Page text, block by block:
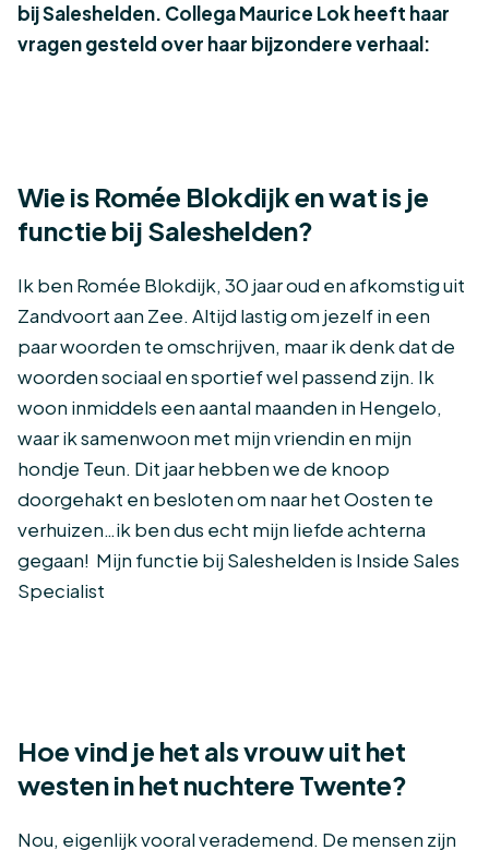
bij Saleshelden. Collega Maurice Lok heeft haar
vragen gesteld over haar bijzondere verhaal:
Wie is Romée Blokdijk en wat is je
functie bij Saleshelden?
Ik ben Romée Blokdijk, 30 jaar oud en afkomstig uit
Zandvoort aan Zee. Altijd lastig om jezelf in een
paar woorden te omschrijven, maar ik denk dat de
woorden sociaal en sportief wel passend zijn. Ik
woon inmiddels een aantal maanden in Hengelo,
waar ik samenwoon met mijn vriendin en mijn
hondje Teun. Dit jaar hebben we de knoop
doorgehakt en besloten om naar het Oosten te
verhuizen…ik ben dus echt mijn liefde achterna
gegaan! Mijn functie bij Saleshelden is Inside Sales
Specialist
Hoe vind je het als vrouw uit het
westen in het nuchtere Twente?
Nou, eigenlijk vooral verademend. De mensen zijn